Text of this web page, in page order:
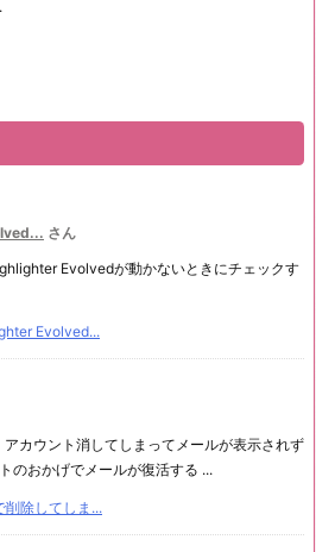
さん
Evolvedが動かないときにチェックす
Evolved...
カウント消してしまってメールが表示されず
のおかげでメールが復活する ...
削除してしま...